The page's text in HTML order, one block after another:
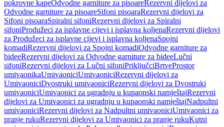
pokrovne kapeOdvodne garniture za pisoareRezervni dijelovi za
Odvodne garniture za pisoareSifoni pisoaraRezervni dijelovi za
Sifoni pisoaraSpiralni sifoniRezervni dijelovi za Spiralni
sifoniProdužeci za isplavne cijevi i isplavna koljenaRezervni dijelovi
za Produžeci za isplavne cijevi i isplavna koljenaSpojni
komadiRezervni dijelovi za Spojni komadiOdvodne garniture za
bideeRezervni dijelovi za Odvodne garniture za bideeLučni
sifoniRezervni dijelovi za Lučni sifoniPriključciBrtveProstor
umivaonikaUmivaoniciUmivaoniciRezervni dijelovi za
UmivaoniciDvostruki umivaoniciRezervni dijelovi za Dvostruki
umivaoniciUmivaonici za ugradnju u kupaonski namještajRezervni
dijelovi za Umivaonici za ugradnju u kupaonski namještajNadpultni
umivaoniciRezervni dijelovi za Nadpultni umivaoniciUmivaonici za
pranje rukuRezervni dijelovi za Umivaonici za pranje rukuKutni